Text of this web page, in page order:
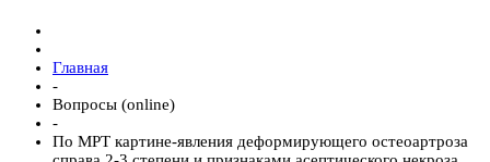
Главная
-
Вопросы (online)
-
По МРТ картине-явления деформирующего остеоартроза